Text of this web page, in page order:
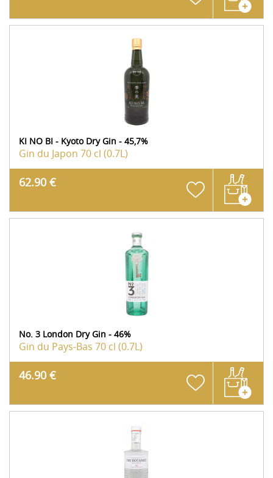
KI NO BI - Kyoto Dry Gin - 45,7%
Gin du Japon 70 cl (0.7L)
62.90 €
No. 3 London Dry Gin - 46%
Gin du Pays-Bas 70 cl (0.7L)
46.90 €